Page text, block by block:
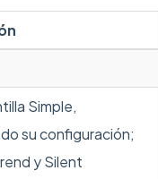
Simple,
su configuración;
y Silent